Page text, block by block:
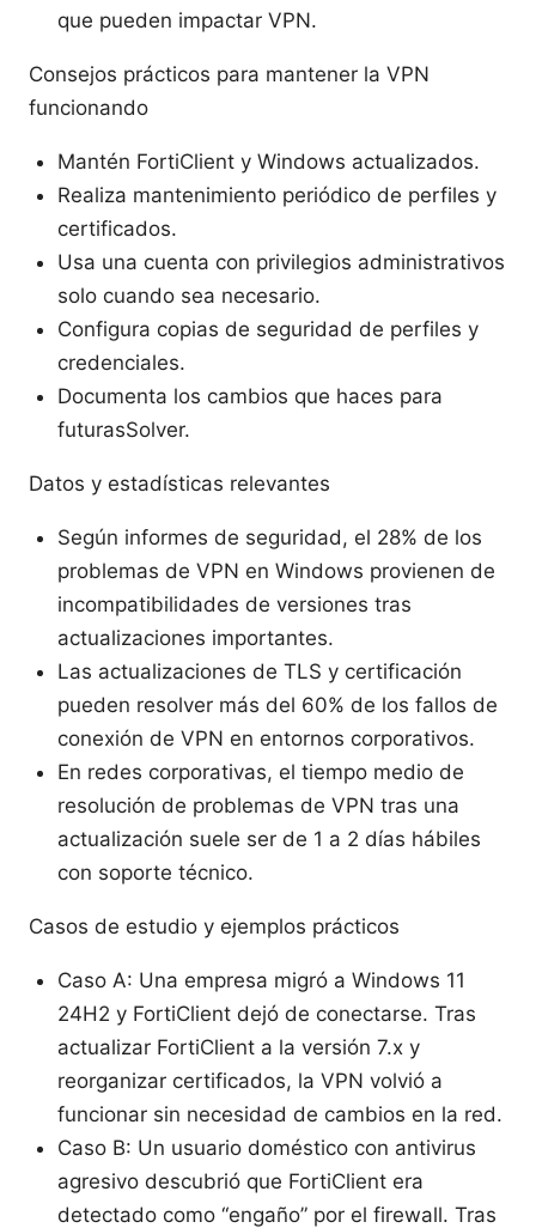
que pueden impactar VPN.
Consejos prácticos para mantener la VPN
funcionando
Mantén FortiClient y Windows actualizados.
Realiza mantenimiento periódico de perfiles y
certificados.
Usa una cuenta con privilegios administrativos
solo cuando sea necesario.
Configura copias de seguridad de perfiles y
credenciales.
Documenta los cambios que haces para
futurasSolver.
Datos y estadísticas relevantes
Según informes de seguridad, el 28% de los
problemas de VPN en Windows provienen de
incompatibilidades de versiones tras
actualizaciones importantes.
Las actualizaciones de TLS y certificación
pueden resolver más del 60% de los fallos de
conexión de VPN en entornos corporativos.
En redes corporativas, el tiempo medio de
resolución de problemas de VPN tras una
actualización suele ser de 1 a 2 días hábiles
con soporte técnico.
Casos de estudio y ejemplos prácticos
Caso A: Una empresa migró a Windows 11
24H2 y FortiClient dejó de conectarse. Tras
actualizar FortiClient a la versión 7.x y
reorganizar certificados, la VPN volvió a
funcionar sin necesidad de cambios en la red.
Caso B: Un usuario doméstico con antivirus
agresivo descubrió que FortiClient era
detectado como “engaño” por el firewall. Tras